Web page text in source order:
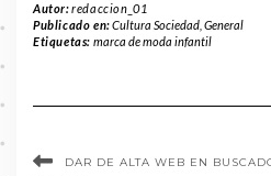
Autor:redaccion_01
Publicado en:Cultura Sociedad ,General
Etiquetas: marca de moda infantil
DAR DE ALTA WEB EN